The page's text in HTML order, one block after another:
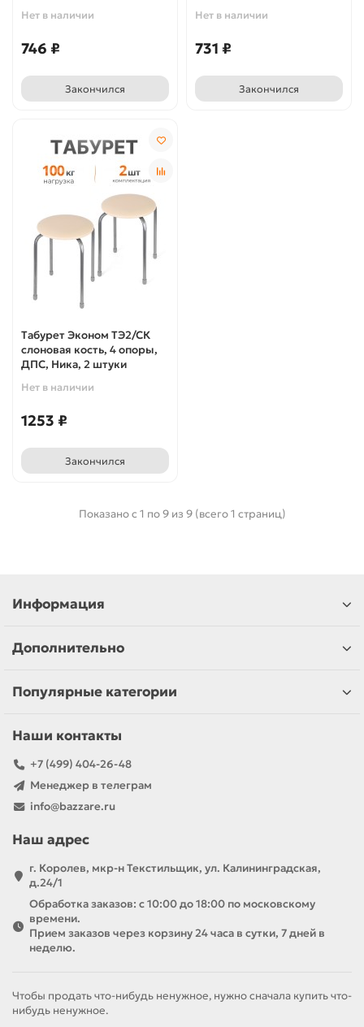
Нет в наличии
746 ₽
Закончился
Нет в наличии
731 ₽
Закончился
Табурет Эконом ТЭ2/СК
слоновая кость, 4 опоры,
ДПС, Ника, 2 штуки
Нет в наличии
1253 ₽
Закончился
Показано с 1 по 9 из 9 (всего 1 страниц)
Информация
Дополнительно
Популярные категории
Наши контакты
+7 (499) 404-26-48
Менеджер в телеграм
info@bazzare.ru
Наш адрес
г. Королев, мкр-н Текстильщик, ул. Калининградская,
д.24/1
Обработка заказов: с 10:00 до 18:00 по московскому
времени.
Прием заказов через корзину 24 часа в сутки, 7 дней в
неделю.
Чтобы продать что-нибудь ненужное, нужно сначала купить что-
нибудь ненужное.